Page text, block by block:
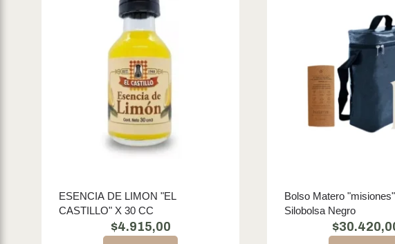
ESENCIA DE LIMON "EL
CASTILLO" X 30 CC
$4.915,00
Bolso Matero
Silobolsa Negro
$